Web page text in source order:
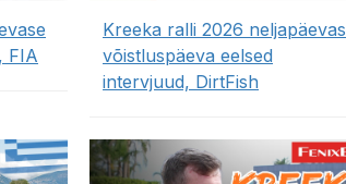
FIA
Kreeka ralli 2026
võistluspäeva eelsed
intervjuud, DirtFish